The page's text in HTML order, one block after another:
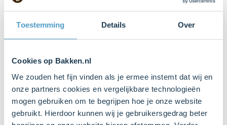
Toestemming Details Over
Cookies op Bakken.nl
We zouden het fijn vinden als je ermee instemt dat wij en
onze partners cookies en vergelijkbare technologieën
mogen gebruiken om te begrijpen hoe je onze website
gebruikt. Hierdoor kunnen wij je gebruikersgedrag beter
Stappen
1. Voorbereiden